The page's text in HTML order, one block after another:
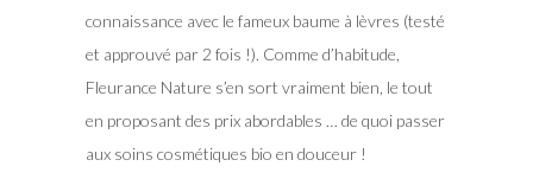
connaissance avec le fameux baume à lèvres (testé
et approuvé par 2 fois !). Comme d’habitude,
Fleurance Nature s’en sort vraiment bien, le tout
en proposant des prix abordables … de quoi passer
aux soins cosmétiques bio en douceur !